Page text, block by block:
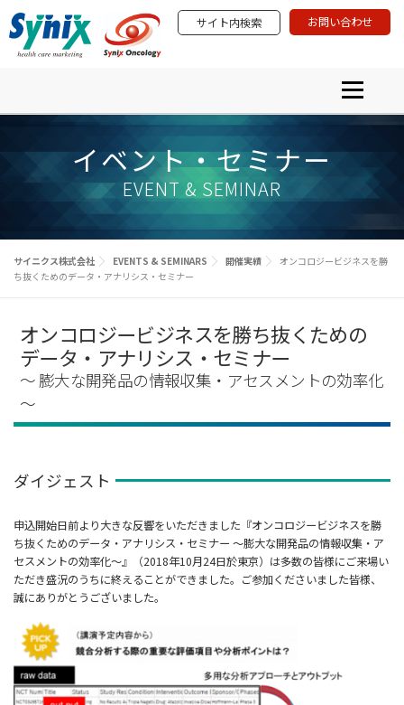
ス
サイト内検索 お問い合わせ
メニュー
プロダクト＆サービス 学術研究活動
イベント・セミナー
EVENTS & SEMINARS
ニュース
NEWS ＆ INFORMATION
サイニクスについて
ABOUT SYNIX
イベント・セミナー
EVENT & SEMINAR
サイニクス株式会社 EVENTS & SEMINARS 開催実績
オンコロジービジネスを勝
ち抜くためのデータ・アナリシス・セミナー
オンコロジービジネスを勝ち抜くための
データ・アナリシス・セミナー
～ 膨大な開発品の情報収集・アセスメントの効率化
～
ダイジェスト
申込開始日前より大きな反響をいただきました『オンコロジービジネスを勝
ち抜くためのデータ・アナリシス・セミナー ～膨大な開発品の情報収集・ア
セスメントの効率化～』（2018年10月24日於東京）は多数の皆様にご来場い
ただき盛況のうちに終えることができました。ご参加くださいました皆様、
誠にありがとうございました。